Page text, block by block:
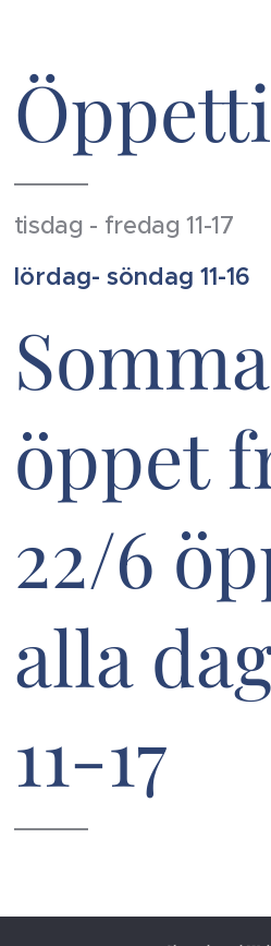
tisdag - fredag 11-17
lördag- söndag 11-16
öppet
22/6
alla
11-17